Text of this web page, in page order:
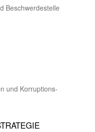
Beschwerde­stelle
und Korrup­tions­